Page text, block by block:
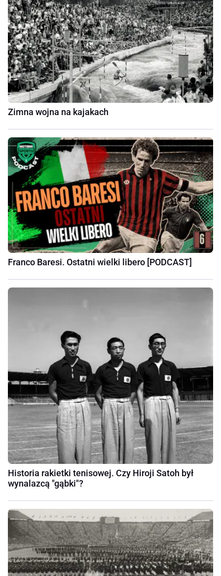
Zimna wojna na kajakach
Franco Baresi. Ostatni wielki libero [PODCAST]
Historia rakietki tenisowej. Czy Hiroji Satoh był
wynalazcą "gąbki"?